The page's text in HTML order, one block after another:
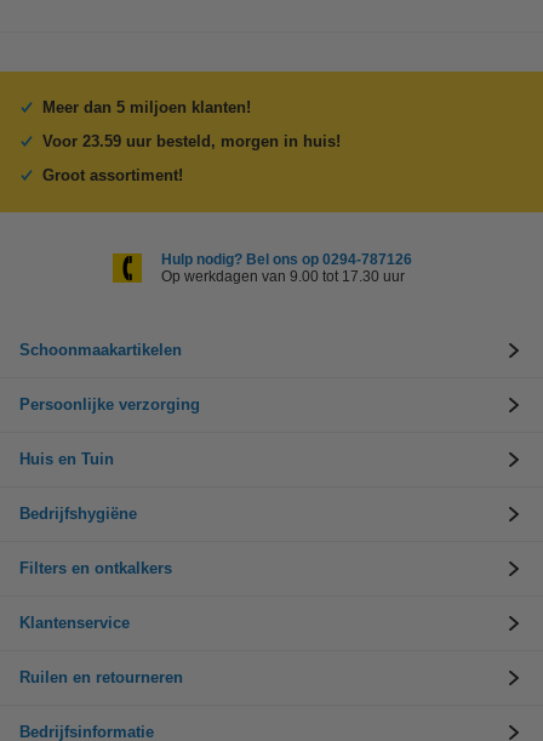
Meer dan 5 miljoen klanten!
Voor 23.59 uur besteld, morgen in huis!
Groot assortiment!
Hulp nodig? Bel ons op 0294-787126
Op werkdagen van 9.00 tot 17.30 uur
Schoonmaakartikelen
Persoonlijke verzorging
Huis en Tuin
Bedrijfshygiëne
Filters en ontkalkers
Klantenservice
Ruilen en retourneren
Bedrijfsinformatie